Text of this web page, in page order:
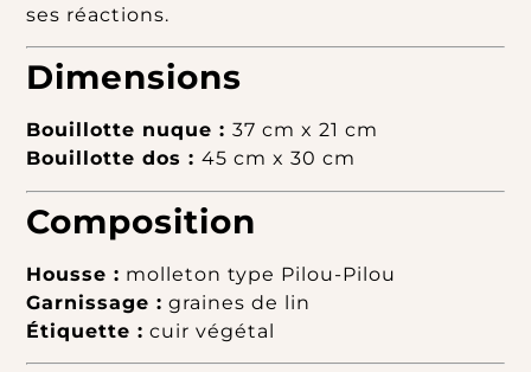
ses réactions.
Dimensions
Bouillotte nuque :37 cm x 21 cm
Bouillotte dos :45 cm x 30 cm
Composition
Housse : molleton type Pilou-Pilou
Garnissage : graines de lin
Étiquette : cuir végétal